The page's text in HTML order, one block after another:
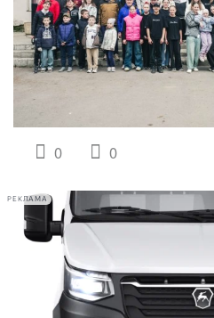
0 0
РЕКЛАМА